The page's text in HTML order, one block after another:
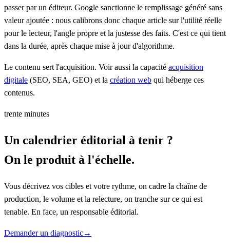
passer par un éditeur. Google sanctionne le remplissage généré sans
valeur ajoutée : nous calibrons donc chaque article sur l'utilité réelle
pour le lecteur, l'angle propre et la justesse des faits. C'est ce qui tient
dans la durée, après chaque mise à jour d'algorithme.
Le contenu sert l'acquisition. Voir aussi la capacité acquisition
digitale (SEO, SEA, GEO) et la création web qui héberge ces
contenus.
trente minutes
Un calendrier éditorial à tenir ?
On le produit à l'échelle.
Vous décrivez vos cibles et votre rythme, on cadre la chaîne de
production, le volume et la relecture, on tranche sur ce qui est
tenable. En face, un responsable éditorial.
Demander un diagnostic→